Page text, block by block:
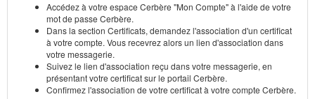
Accédez à votre espace Cerbère "Mon Compte" à l'aide de votre
mot de passe Cerbère.
Dans la section Certificats, demandez l'association d'un certificat
à votre compte. Vous recevrez alors un lien d'association dans
votre messagerie.
Suivez le lien d'association reçu dans votre messagerie, en
présentant votre certificat sur le portail Cerbère.
Confirmez l'association de votre certificat à votre compte Cerbère.